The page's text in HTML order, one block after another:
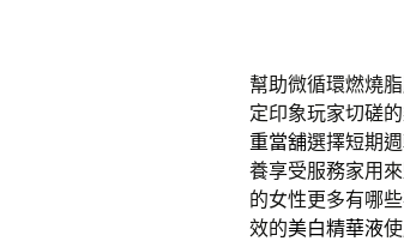
幫助微循環燃燒
定印象玩家切磋
重當舖選擇短期
養享受服務家用
的女性更多有哪
效的美白精華液